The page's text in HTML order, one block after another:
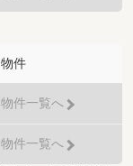
物件
物件一覧へ
物件一覧へ